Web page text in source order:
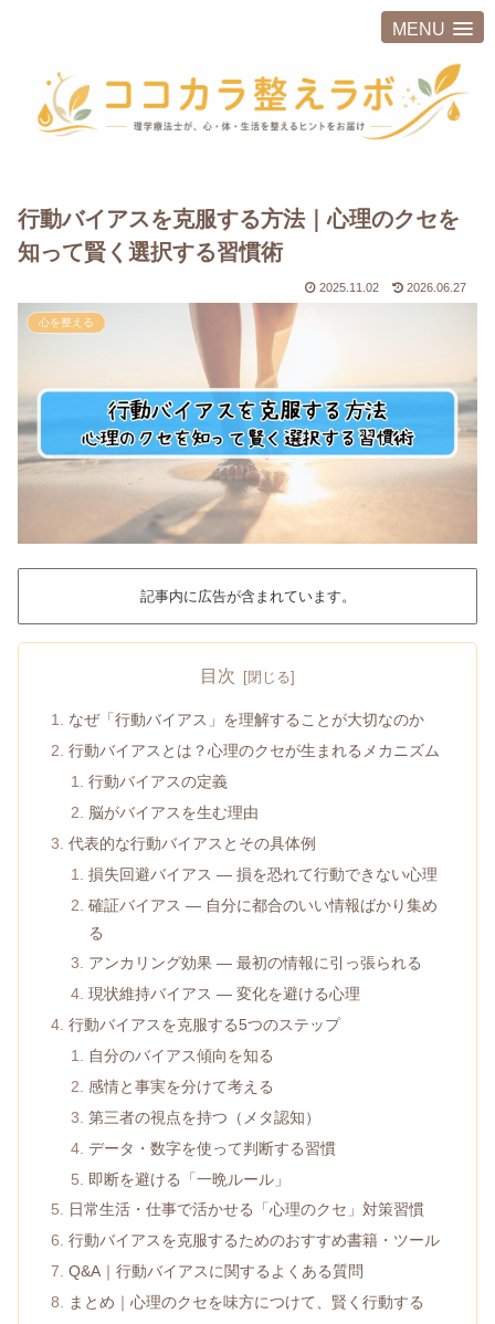
MENU
行動バイアスを克服する方法｜心理のクセを
知って賢く選択する習慣術
2025.11.02 2026.06.27
心を整える
記事内に広告が含まれています。
目次
なぜ「行動バイアス」を理解することが大切なのか
行動バイアスとは？心理のクセが生まれるメカニズム
行動バイアスの定義
脳がバイアスを生む理由
代表的な行動バイアスとその具体例
損失回避バイアス ― 損を恐れて行動できない心理
確証バイアス ― 自分に都合のいい情報ばかり集め
る
アンカリング効果 ― 最初の情報に引っ張られる
現状維持バイアス ― 変化を避ける心理
行動バイアスを克服する5つのステップ
自分のバイアス傾向を知る
感情と事実を分けて考える
第三者の視点を持つ（メタ認知）
データ・数字を使って判断する習慣
即断を避ける「一晩ルール」
日常生活・仕事で活かせる「心理のクセ」対策習慣
行動バイアスを克服するためのおすすめ書籍・ツール
Q&A｜行動バイアスに関するよくある質問
まとめ｜心理のクセを味方につけて、賢く行動する